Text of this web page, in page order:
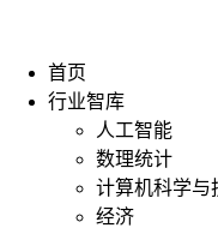
首页
行业智库
人工智能
数理统计
计算机科学与
经济